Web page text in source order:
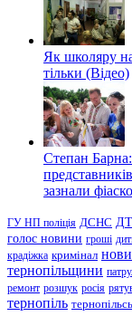
Як школяру
тільки (Відео)
Степан
зазнали
ГУ НП поліція ДСНС
голос новини гроші
крадіжка кримінал
тернопільщини
ремонт розшук росія
тернопіль